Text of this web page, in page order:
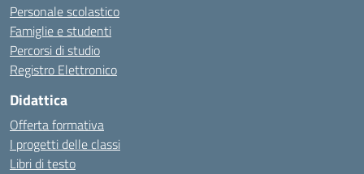
Personale scolastico
Famiglie e studenti
Percorsi di studio
Registro Elettronico
Didattica
Offerta formativa
I progetti delle classi
Libri di testo